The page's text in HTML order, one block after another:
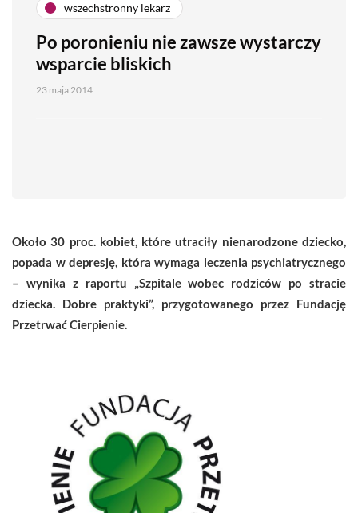
wszechstronny lekarz
Po poronieniu nie zawsze wystarczy
wsparcie bliskich
23 maja 2014
Około 30 proc. kobiet, które utraciły nienarodzone dziecko,
popada w depresję, która wymaga leczenia psychiatrycznego
– wynika z raportu „Szpitale wobec rodziców po stracie
dziecka. Dobre praktyki”, przygotowanego przez Fundację
Przetrwać Cierpienie.